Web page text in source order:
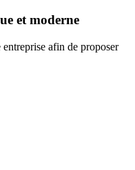
et moderne
afin de proposer